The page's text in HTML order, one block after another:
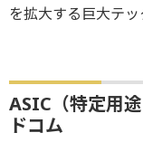
を拡大する巨大テッ
ASIC（特定用
ドコム